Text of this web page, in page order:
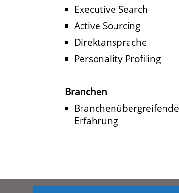
Executive Search
Active Sourcing
Direktansprache
Personality Profiling
Branchen
Branchenübergreifende
Erfahrung